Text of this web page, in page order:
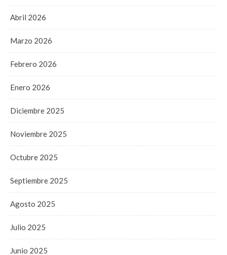
Abril 2026
Marzo 2026
Febrero 2026
Enero 2026
Diciembre 2025
Noviembre 2025
Octubre 2025
Septiembre 2025
Agosto 2025
Julio 2025
Junio 2025